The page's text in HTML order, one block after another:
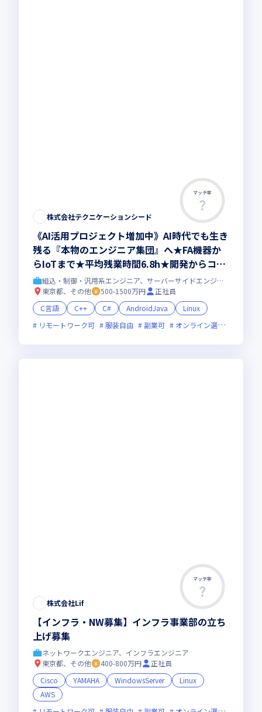
マッチ率
株式会社テクニケーションシード
《AI活用プロジェクト増加中》AI時代でも生き
残る『本物のエンジニア集団』へ★FA機器か
らIoTまで★平均残業時間6.8h★開発からコン
サル領域まで、一気通貫でキャリアを作りたい
あなたにオススメの環境です！
組込・制御・汎用系エンジニア、サーバーサイドエンジニア
東京都、その他
500-1500万円
正社員
C言語
C++ C# AndroidJava
Linux
リモートワーク可
服装自由 副業可 オンライン選考可
マッチ率
株式会社Lif
【インフラ・NW募集】インフラ事業部の立ち
上げ募集
ネットワークエンジニア、インフラエンジニア
東京都、その他
400-800万円
正社員
Cisco
YAMAHA WindowsServer
Linux
AWS